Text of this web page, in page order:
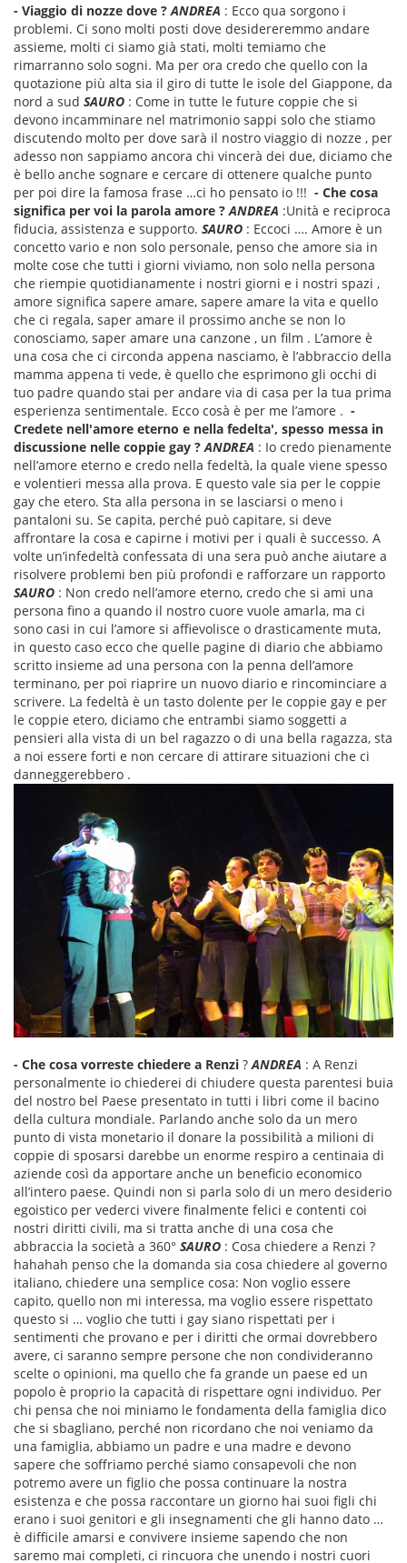
- Viaggio di nozze dove ? ANDREA : Ecco qua sorgono i
problemi. Ci sono molti posti dove desidereremmo andare
assieme, molti ci siamo già stati, molti temiamo che
rimarranno solo sogni. Ma per ora credo che quello con la
quotazione più alta sia il giro di tutte le isole del Giappone, da
nord a sud SAURO : Come in tutte le future coppie che si
devono incamminare nel matrimonio sappi solo che stiamo
discutendo molto per dove sarà il nostro viaggio di nozze , per
adesso non sappiamo ancora chi vincerà dei due, diciamo che
è bello anche sognare e cercare di ottenere qualche punto
per poi dire la famosa frase …ci ho pensato io !!! - Che cosa
significa per voi la parola amore ? ANDREA :Unità e reciproca
fiducia, assistenza e supporto. SAURO : Eccoci …. Amore è un
concetto vario e non solo personale, penso che amore sia in
molte cose che tutti i giorni viviamo, non solo nella persona
che riempie quotidianamente i nostri giorni e i nostri spazi ,
amore significa sapere amare, sapere amare la vita e quello
che ci regala, saper amare il prossimo anche se non lo
conosciamo, saper amare una canzone , un film . L’amore è
una cosa che ci circonda appena nasciamo, è l’abbraccio della
mamma appena ti vede, è quello che esprimono gli occhi di
tuo padre quando stai per andare via di casa per la tua prima
esperienza sentimentale. Ecco cosà è per me l’amore . -
Credete nell'amore eterno e nella fedelta', spesso messa in
discussione nelle coppie gay ? ANDREA : Io credo pienamente
nell’amore eterno e credo nella fedeltà, la quale viene spesso
e volentieri messa alla prova. E questo vale sia per le coppie
gay che etero. Sta alla persona in se lasciarsi o meno i
pantaloni su. Se capita, perché può capitare, si deve
affrontare la cosa e capirne i motivi per i quali è successo. A
volte un’infedeltà confessata di una sera può anche aiutare a
risolvere problemi ben più profondi e rafforzare un rapporto
SAURO : Non credo nell’amore eterno, credo che si ami una
persona fino a quando il nostro cuore vuole amarla, ma ci
sono casi in cui l’amore si affievolisce o drasticamente muta,
in questo caso ecco che quelle pagine di diario che abbiamo
scritto insieme ad una persona con la penna dell’amore
terminano, per poi riaprire un nuovo diario e rincominciare a
scrivere. La fedeltà è un tasto dolente per le coppie gay e per
le coppie etero, diciamo che entrambi siamo soggetti a
pensieri alla vista di un bel ragazzo o di una bella ragazza, sta
a noi essere forti e non cercare di attirare situazioni che ci
danneggerebbero .
- Che cosa vorreste chiedere a Renzi ?ANDREA : A Renzi
personalmente io chiederei di chiudere questa parentesi buia
del nostro bel Paese presentato in tutti i libri come il bacino
della cultura mondiale. Parlando anche solo da un mero
punto di vista monetario il donare la possibilità a milioni di
coppie di sposarsi darebbe un enorme respiro a centinaia di
aziende così da apportare anche un beneficio economico
all’intero paese. Quindi non si parla solo di un mero desiderio
egoistico per vederci vivere finalmente felici e contenti coi
nostri diritti civili, ma si tratta anche di una cosa che
abbraccia la società a 360° SAURO : Cosa chiedere a Renzi ?
hahahah penso che la domanda sia cosa chiedere al governo
italiano, chiedere una semplice cosa: Non voglio essere
capito, quello non mi interessa, ma voglio essere rispettato
questo si … voglio che tutti i gay siano rispettati per i
sentimenti che provano e per i diritti che ormai dovrebbero
avere, ci saranno sempre persone che non condivideranno
scelte o opinioni, ma quello che fa grande un paese ed un
popolo è proprio la capacità di rispettare ogni individuo. Per
chi pensa che noi miniamo le fondamenta della famiglia dico
che si sbagliano, perché non ricordano che noi veniamo da
una famiglia, abbiamo un padre e una madre e devono
sapere che soffriamo perché siamo consapevoli che non
potremo avere un figlio che possa continuare la nostra
esistenza e che possa raccontare un giorno hai suoi figli chi
erano i suoi genitori e gli insegnamenti che gli hanno dato …
è difficile amarsi e convivere insieme sapendo che non
saremo mai completi, ci rincuora che unendo i nostri cuori